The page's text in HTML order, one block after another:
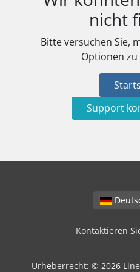
nicht
Bitte versuchen Sie,
Optionen
Support
Kontaktieren
Urheberrecht: © 2026